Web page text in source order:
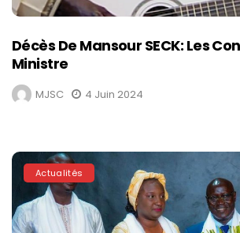
Décès De Mansour SECK: Les
Ministre
MJSC 4 Juin 2024
Actualités